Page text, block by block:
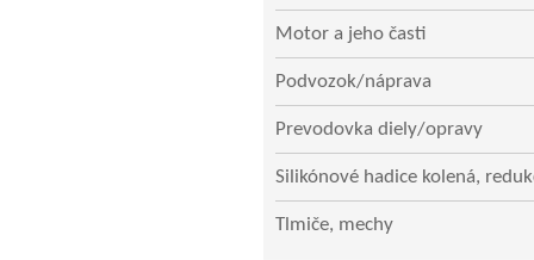
Motor a jeho časti
Podvozok/náprava
Prevodovka diely/opravy
Silikónové hadice kolená,
Tlmiče, mechy